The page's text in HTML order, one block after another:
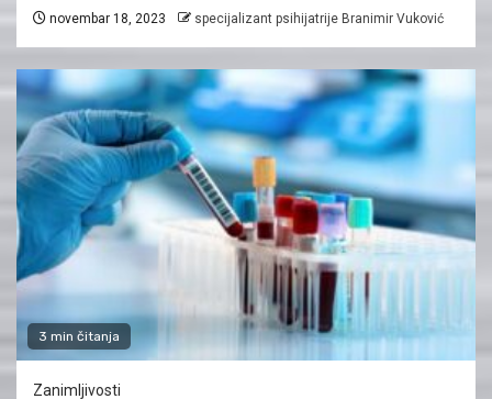
novembar 18, 2023 specijalizant psihijatrije Branimir Vuković
3 min čitanja
Zanimljivosti